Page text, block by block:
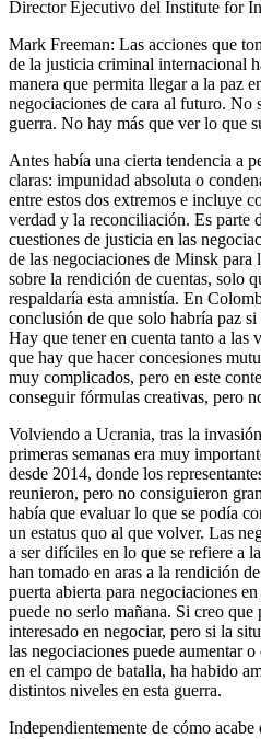
Director Ejecutivo del Institute for
Mark Freeman: Las acciones que
de la justicia criminal internacional
manera que permita llegar a la paz
negociaciones de cara al futuro. No
guerra. No hay más que ver lo que
Antes había una cierta tendencia a
claras: impunidad absoluta o
entre estos dos extremos e incluye
verdad y la reconciliación. Es parte
cuestiones de justicia en las
de las negociaciones de Minsk para
sobre la rendición de cuentas, solo
respaldaría esta amnistía. En
conclusión de que solo habría paz
Hay que tener en cuenta tanto a las
que hay que hacer concesiones
muy complicados, pero en este
conseguir fórmulas creativas, pero
Volviendo a Ucrania, tras la
primeras semanas era muy
desde 2014, donde los
reunieron, pero no consiguieron
había que evaluar lo que se podía
un estatus quo al que volver. Las
a ser difíciles en lo que se refiere a
han tomado en aras a la rendición
puerta abierta para negociaciones
puede no serlo mañana. Si creo
interesado en negociar, pero si la
las negociaciones puede aumentar
en el campo de batalla, ha habido
distintos niveles en esta guerra.
Independientemente de cómo